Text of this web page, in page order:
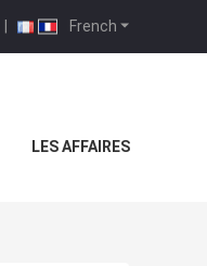
French
|
LES AFFAIRES